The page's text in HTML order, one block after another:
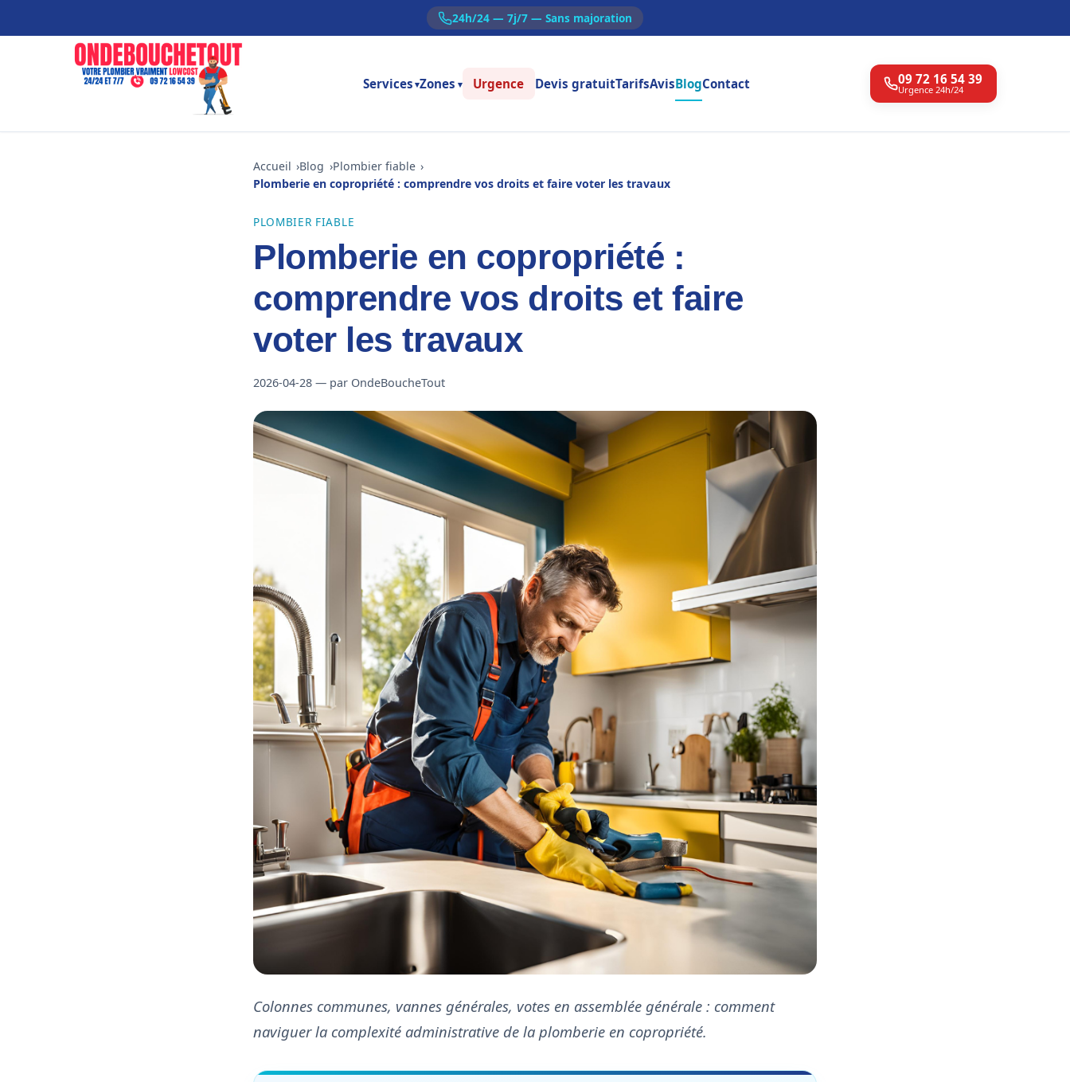
24h/24 — 7j/7 — Sans majoration
Services ▾Zones ▾ Urgence Devis gratuitTarifsAvisBlogContact 09 72 16 54 39
Urgence 24h/24
Accueil Blog
Plombier fiable
Plomberie en copropriété : comprendre vos droits et faire voter les travaux
PLOMBIER FIABLE
Plomberie en copropriété :
comprendre vos droits et faire
voter les travaux
2026-04-28 — par OndeBoucheTout
Colonnes communes, vannes générales, votes en assemblée générale : comment
naviguer la complexité administrative de la plomberie en copropriété.